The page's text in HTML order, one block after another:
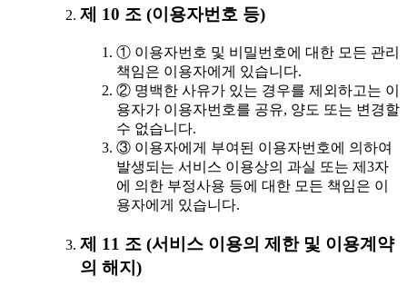
제 10 조 (이용자번호 등)
① 이용자번호 및 비밀번호에 대한 모든 관리
책임은 이용자에게 있습니다.
② 명백한 사유가 있는 경우를 제외하고는 이
용자가 이용자번호를 공유, 양도 또는 변경할
수 없습니다.
③ 이용자에게 부여된 이용자번호에 의하여
발생되는 서비스 이용상의 과실 또는 제3자
에 의한 부정사용 등에 대한 모든 책임은 이
용자에게 있습니다.
제 11 조 (서비스 이용의 제한 및 이용계약
의 해지)